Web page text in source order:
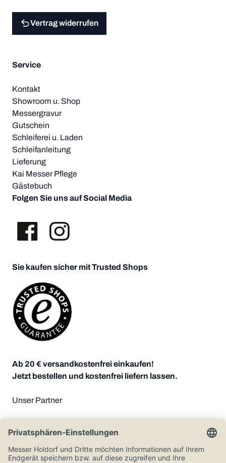
Vertrag widerrufen
Service
Kontakt
Showroom u. Shop
Messergravur
Gutschein
Schleiferei u. Laden
Schleifanleitung
Lieferung
Kai Messer Pflege
Gästebuch
Folgen Sie uns auf Social Media
Sie kaufen sicher mit Trusted Shops
Ab 20 € versandkostenfrei einkaufen!
Jetzt bestellen und kostenfrei liefern lassen.
Unser Partner
Zahlungsoptionen